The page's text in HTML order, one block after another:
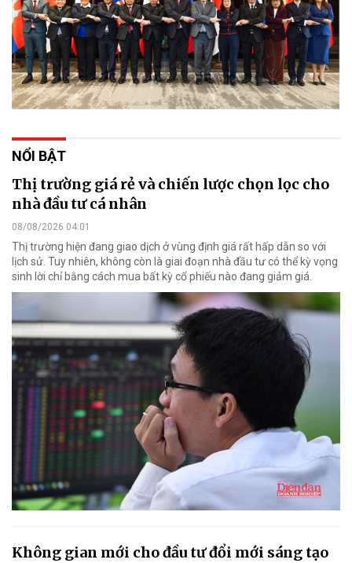
NỔI BẬT
Thị trường giá rẻ và chiến lược chọn lọc cho
nhà đầu tư cá nhân
08/08/2026 04:01
Thị trường hiện đang giao dịch ở vùng định giá rất hấp dẫn so với
lịch sử. Tuy nhiên, không còn là giai đoạn nhà đầu tư có thể kỳ vọng
sinh lời chỉ bằng cách mua bất kỳ cổ phiếu nào đang giảm giá.
Không gian mới cho đầu tư đổi mới sáng tạo